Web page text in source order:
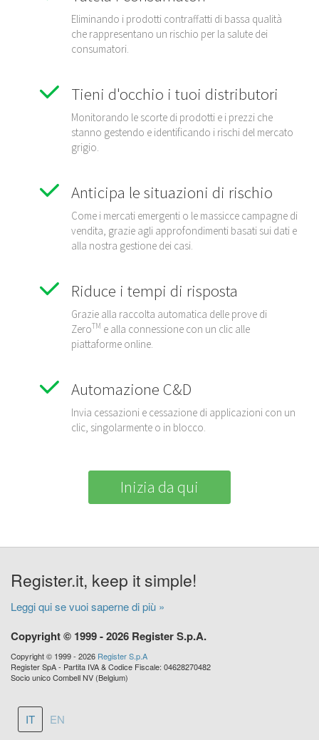
Eliminando i prodotti contraffatti di bassa qualità
che rappresentano un rischio per la salute dei
consumatori.
Tieni d'occhio i tuoi distributori
Monitorando le scorte di prodotti e i prezzi che
stanno gestendo e identificando i rischi del mercato
grigio.
Anticipa le situazioni di rischio
Come i mercati emergenti o le massicce campagne di
vendita, grazie agli approfondimenti basati sui dati e
alla nostra gestione dei casi.
Riduce i tempi di risposta
Grazie alla raccolta automatica delle prove di
ZeroTM e alla connessione con un clic alle
piattaforme online.
Automazione C&D
Invia cessazioni e cessazione di applicazioni con un
clic, singolarmente o in blocco.
Inizia da qui
Register.it, keep it simple!
Leggi qui se vuoi saperne di più »
Copyright © 1999 - 2026 Register S.p.A.
Copyright © 1999 - 2026 Register S.p.A
Register SpA - Partita IVA & Codice Fiscale: 04628270482
Socio unico Combell NV (Belgium)
IT EN